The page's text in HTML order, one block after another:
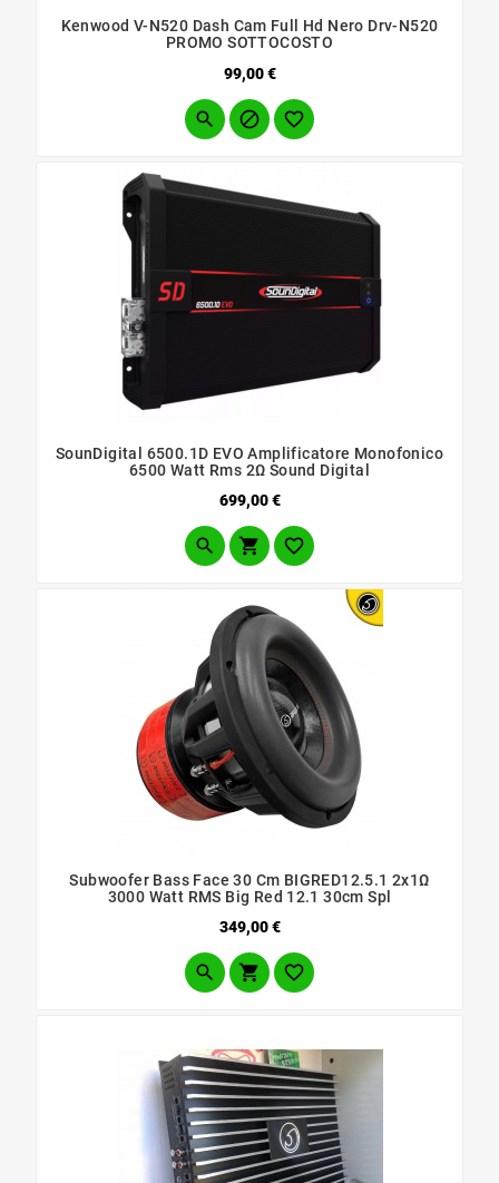
Kenwood V-N520 Dash Cam Full Hd Nero Drv-N520
PROMO SOTTOCOSTO
99,00 €Prezzo
  
SounDigital 6500.1D EVO Amplificatore Monofonico
6500 Watt Rms 2Ω Sound Digital
699,00 €Prezzo
  
Subwoofer Bass Face 30 Cm BIGRED12.5.1 2x1Ω
3000 Watt RMS Big Red 12.1 30cm Spl
349,00 €Prezzo
  